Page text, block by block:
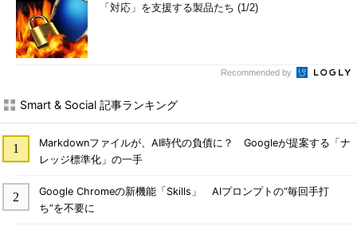
「対応」を支援する製品たち (1/2)
Recommended by
Smart & Social 記事ランキング
Markdownファイルが、AI時代の負債に？ Googleが提案する「ナ
レッジ標準化」の一手
Google Chromeの新機能「Skills」 AIプロンプトの“毎回手打
ち”を不要に